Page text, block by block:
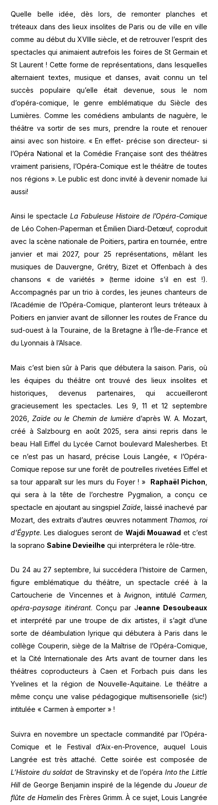
Quelle belle idée, dès lors, de remonter planches et
tréteaux dans des lieux insolites de Paris ou de ville en ville
comme au début du XVIIIe siècle, et de retrouver l’esprit des
spectacles qui animaient autrefois les foires de St Germain et
St Laurent ! Cette forme de représentations, dans lesquelles
alternaient textes, musique et danses, avait connu un tel
succès populaire qu’elle était devenue, sous le nom
d’opéra-comique, le genre emblématique du Siècle des
Lumières. Comme les comédiens ambulants de naguère, le
théâtre va sortir de ses murs, prendre la route et renouer
ainsi avec son histoire. « En effet- précise son directeur- si
l’Opéra National et la Comédie Française sont des théâtres
vraiment parisiens, l’Opéra-Comique est le théâtre de toutes
nos régions ». Le public est donc invité à devenir nomade lui
aussi!
Ainsi le spectacleLa Fabuleuse Histoire de l’Opéra-Comique
de Léo Cohen-Paperman et Émilien Diard-Detœuf, coproduit
avec la scène nationale de Poitiers, partira en tournée, entre
janvier et mai 2027, pour 25 représentations, mêlant les
musiques de Dauvergne, Grétry, Bizet et Offenbach à des
chansons « de variétés » (terme idoine s’il en est !).
Accompagnés par un trio à cordes, les jeunes chanteurs de
l’Académie de l’Opéra-Comique, planteront leurs tréteaux à
Poitiers en janvier avant de sillonner les routes de France du
sud-ouest à la Touraine, de la Bretagne à l’Île-de-France et
du Lyonnais à l’Alsace.
Mais c’est bien sûr à Paris que débutera la saison. Paris, où
les équipes du théâtre ont trouvé des lieux insolites et
historiques, devenus partenaires, qui accueilleront
gracieusement les spectacles. Les 9, 11 et 12 septembre
2026,Zaïde ou le Chemin de lumièred’après W. A. Mozart,
créé à Salzbourg en août 2025, sera ainsi repris dans le
beau Hall Eiffel du Lycée Carnot boulevard Malesherbes. Et
ce n’est pas un hasard, précise Louis Langée, « l’Opéra-
Comique repose sur une forêt de poutrelles rivetées Eiffel et
sa tour apparaît sur les murs du Foyer ! » Raphaël Pichon
qui sera à la tête de l’orchestre Pygmalion, a conçu ce
spectacle en ajoutant au singspielZaïde , laissé inachevé par
Mozart, des extraits d’autres œuvres notamment Thamos, roi
d’Égypte. Les dialogues seront de Wajdi Mouawad et c’est
la sopranoSabine Devieilhe qui interprétera le rôle-titre.
Du 24 au 27 septembre, lui succédera l’histoire de Carmen,
figure emblématique du théâtre, un spectacle créé à la
Cartoucherie de Vincennes et à Avignon, intitulé Carmen,
opéra-paysage itinérant. Conçu par Jeanne Desoubeaux
et interprété par une troupe de dix artistes, il s’agit d’une
sorte de déambulation lyrique qui débutera à Paris dans le
collège Couperin, siège de la Maîtrise de l’Opéra-Comique,
et la Cité Internationale des Arts avant de tourner dans les
théâtres coproducteurs à Caen et Forbach puis dans les
Yvelines et la région de Nouvelle-Aquitaine. Le théâtre a
même conçu une valise pédagogique multisensorielle (sic!)
intitulée « Carmen à emporter » !
Suivra en novembre un spectacle commandité par l’Opéra-
Comique et le Festival d’Aix-en-Provence, auquel Louis
Langrée est très attaché. Cette soirée est composée de
L’Histoire du soldat de Stravinsky et de l’opéra Into the Little
Hillde George Benjamin inspiré de la légende du Joueur de
flûte de Hamelin des Frères Grimm. À ce sujet, Louis Langrée